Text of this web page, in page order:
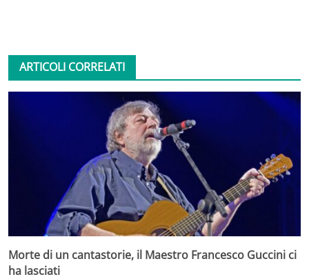
ARTICOLI CORRELATI
Morte di un cantastorie, il Maestro Francesco Guccini ci
ha lasciati